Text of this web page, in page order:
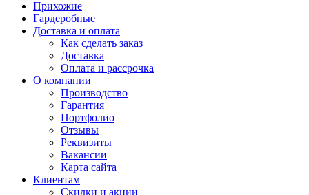
Прихожие
Гардеробные
Доставка и оплата
Как сделать заказ
Доставка
Оплата и рассрочка
О компании
Производство
Гарантия
Портфолио
Отзывы
Реквизиты
Вакансии
Карта сайта
Клиентам
Скидки и акции